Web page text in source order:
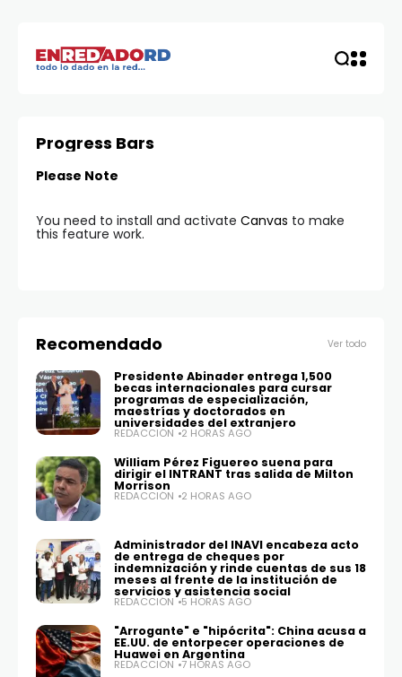
Progress Bars
Please Note
You need to install and activate Canvas to make
this feature work.
Recomendado Ver todo
Presidente Abinader entrega 1,500
becas internacionales para cursar
programas de especialización,
maestrías y doctorados en
universidades del extranjero
REDACCIÓN 2 HORAS AGO
William Pérez Figuereo suena para
dirigir el INTRANT tras salida de Milton
Morrison
REDACCIÓN 2 HORAS AGO
Administrador del INAVI encabeza acto
de entrega de cheques por
indemnización y rinde cuentas de sus 18
meses al frente de la institución de
servicios y asistencia social
REDACCIÓN 5 HORAS AGO
"Arrogante" e "hipócrita": China acusa a
EE.UU. de entorpecer operaciones de
Huawei en Argentina
REDACCIÓN 7 HORAS AGO